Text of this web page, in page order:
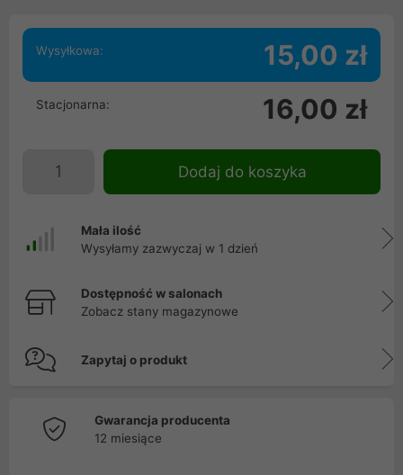
Wysyłkowa: 15,00 zł
Stacjonarna: 16,00 zł
Dodaj do koszyka
Mała ilość
Wysyłamy zazwyczaj w 1 dzień
Dostępność w salonach
Zobacz stany magazynowe
Zapytaj o produkt
Gwarancja producenta
12 miesiące